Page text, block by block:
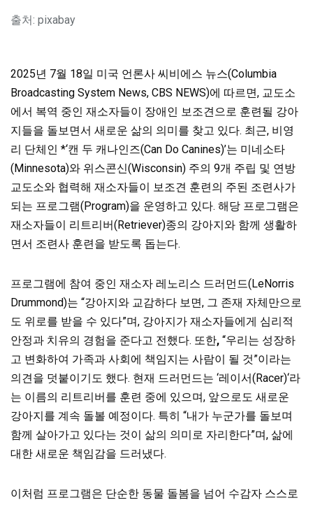
출처: pixabay
2025년 7월 18일 미국 언론사 씨비에스 뉴스(Columbia
Broadcasting System News, CBS NEWS)에 따르면, 교도소
에서 복역 중인 재소자들이 장애인 보조견으로 훈련될 강아
지들을 돌보면서 새로운 삶의 의미를 찾고 있다. 최근, 비영
리 단체인 *‘캔 두 캐나인즈(Can Do Canines)’는 미네소타
(Minnesota)와 위스콘신(Wisconsin) 주의 9개 주립 및 연방
교도소와 협력해 재소자들이 보조견 훈련의 주된 조련사가
되는 프로그램(Program)을 운영하고 있다. 해당 프로그램은
재소자들이 리트리버(Retriever)종의 강아지와 함께 생활하
면서 조련사 훈련을 받도록 돕는다.
프로그램에 참여 중인 재소자 레노리스 드러먼드(LeNorris
Drummond)는 “강아지와 교감하다 보면, 그 존재 자체만으로
도 위로를 받을 수 있다”며, 강아지가 재소자들에게 심리적
안정과 치유의 경험을 준다고 전했다. 또한, “우리는 성장하
고 변화하여 가족과 사회에 책임지는 사람이 될 것”이라는
의견을 덧붙이기도 했다. 현재 드러먼드는 ‘레이서(Racer)‘라
는 이름의 리트리버를 훈련 중에 있으며, 앞으로도 새로운
강아지를 계속 돌볼 예정이다. 특히 “내가 누군가를 돌보며
함께 살아가고 있다는 것이 삶의 의미로 자리한다”며, 삶에
대한 새로운 책임감을 드러냈다.
이처럼 프로그램은 단순한 동물 돌봄을 넘어 수감자 스스로